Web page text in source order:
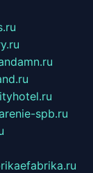
spb.ru